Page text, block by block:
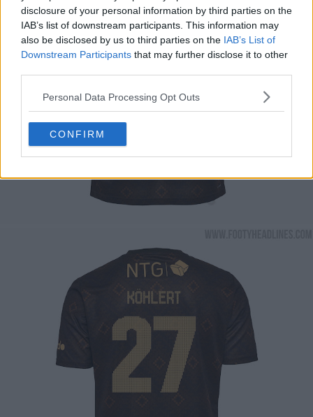
disclosure of your personal information by third parties on the
IAB’s list of downstream participants. This information may
also be disclosed by us to third parties on the IAB’s List of
Downstream Participants that may further disclose it to other
Personal Data Processing Opt Outs
CONFIRM